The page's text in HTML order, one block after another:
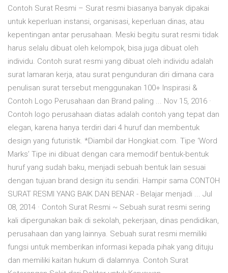
Contoh Surat Resmi – Surat resmi biasanya banyak dipakai
untuk keperluan instansi, organisasi, keperluan dinas, atau
kepentingan antar perusahaan. Meski begitu surat resmi tidak
harus selalu dibuat oleh kelompok, bisa juga dibuat oleh
individu. Contoh surat resmi yang dibuat oleh individu adalah
surat lamaran kerja, atau surat pengunduran diri dimana cara
penulisan surat tersebut menggunakan 100+ Inspirasi &
Contoh Logo Perusahaan dan Brand paling ... Nov 15, 2016 ·
Contoh logo perusahaan diatas adalah contoh yang tepat dan
elegan, karena hanya terdiri dari 4 huruf dan membentuk
design yang futuristik. *Diambil dar Hongkiat.com. Tipe ‘Word
Marks’ Tipe ini dibuat dengan cara memodif bentuk-bentuk
huruf yang sudah baku, menjadi sebuah bentuk lain sesuai
dengan tujuan brand design itu sendiri. Hampir sama CONTOH
SURAT RESMI YANG BAIK DAN BENAR - Belajar menjadi ... Jul
08, 2014 · Contoh Surat Resmi ~ Sebuah surat resmi sering
kali dipergunakan baik di sekolah, pekerjaan, dinas pendidikan,
perusahaan dan yang lainnya. Sebuah surat resmi memiliki
fungsi untuk memberikan informasi kepada pihak yang dituju
dan memiliki kaitan hukum di dalamnya. Contoh Surat